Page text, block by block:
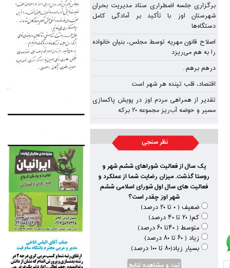
برگزاری جلسه اضطراری ستاد مدیریت بحران
شهرستان اوز با تأکید بر آمادگی کامل
دستگاه‌ها
اصلاح قانون مهریه توسط مجلس، بنیان خانواده
را به هم می‌ریزد
درهم برهم..
اقتصاد، قلب تپنده‌ هر شهر است
تقدیر از همراهی مردم اوز در پویش پاکسازی
مسیر و حوضه آب‌ریز مجموعه ۲۰ برکه
نظر سنجی
یک سال از فعالیت شوراهای ششم شهر و
روستا گذشت. میزان رضایت شما از عملکرد و
فعالیت های سال اول شورای اسلامی ششم
شهر اوز چقدر است؟
ضعیف ( ۰ تا ۲۰ درصد)
کم( ۲۰ تا ۴۰ درصد)
متوسط ( ۴۰تا ۶۰ درصد)
زیاد ( ۶۰ تا ۸۰ درصد)
بسیار زیاد(۸۰ تا ۱۰۰ درصد)